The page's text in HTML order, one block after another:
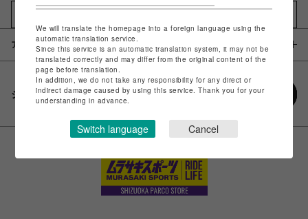
アイテム説明 / 素材
シェアする
We will translate the homepage into a foreign language using the
automatic translation service.
Since this service is an automatic translation system, it may not be
translated correctly and may differ from the original content of the
page before translation.
In addition, we do not take any responsibility for any direct or
indirect damage caused by using this service. Thank you for your
understanding in advance.
Switch language Cancel